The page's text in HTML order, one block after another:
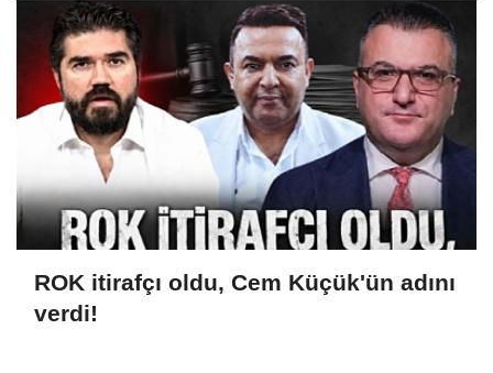
ROK itirafçı oldu, Cem Küçük'ün adını
verdi!